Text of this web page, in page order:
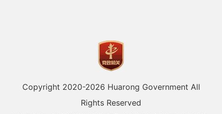
Copyright 2020-2026 Huarong Government All
Rights Reserved